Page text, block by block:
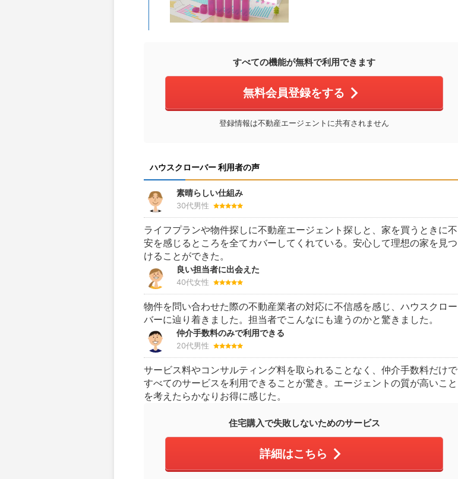
すべての機能が無料で利用できます
無料会員登録をする
登録情報は不動産エージェントに共有されません
ハウスクローバー 利用者の声
素晴らしい仕組み
30代男性
ライフプランや物件探しに不動産エージェント探しと、家を買うときに不
安を感じるところを全てカバーしてくれている。安心して理想の家を見つ
けることができた。
良い担当者に出会えた
40代女性
物件を問い合わせた際の不動産業者の対応に不信感を感じ、ハウスクロー
バーに辿り着きました。担当者でこんなにも違うのかと驚きました。
仲介手数料のみで利用できる
20代男性
サービス料やコンサルティング料を取られることなく、仲介手数料だけで
すべてのサービスを利用できることが驚き。エージェントの質が高いこと
を考えたらかなりお得に感じた。
住宅購入で失敗しないためのサービス
詳細はこちら